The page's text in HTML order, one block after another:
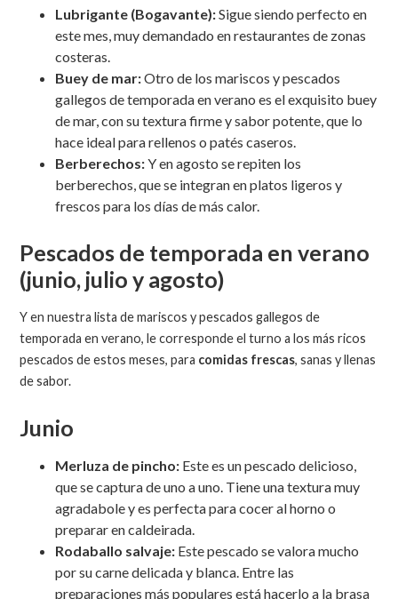
Lubrigante (Bogavante):Sigue siendo perfecto en
este mes, muy demandado en restaurantes de zonas
costeras.
Buey de mar:Otro de los mariscos y pescados
gallegos de temporada en verano es el exquisito buey
de mar, con su textura firme y sabor potente, que lo
hace ideal para rellenos o patés caseros.
Berberechos:Y en agosto se repiten los
berberechos, que se integran en platos ligeros y
frescos para los días de más calor.
Pescados de temporada en verano
(junio, julio y agosto)
Y en nuestra lista de mariscos y pescados gallegos de
temporada en verano, le corresponde el turno a los más ricos
pescados de estos meses, para comidas frescas, sanas y llenas
de sabor.
Junio
Merluza de pincho: Este es un pescado delicioso,
que se captura de uno a uno. Tiene una textura muy
agradabole y es perfecta para cocer al horno o
preparar en caldeirada.
Rodaballo salvaje: Este pescado se valora mucho
por su carne delicada y blanca. Entre las
preparaciones más populares está hacerlo a la brasa